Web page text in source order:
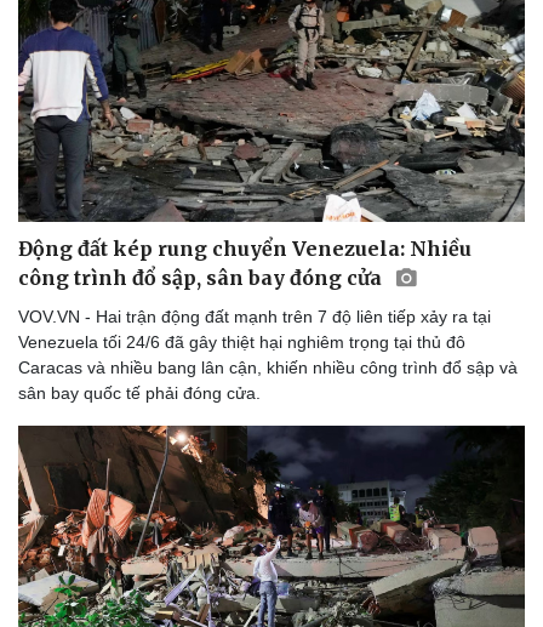
Động đất kép rung chuyển Venezuela: Nhiều
công trình đổ sập, sân bay đóng cửa
VOV.VN - Hai trận động đất mạnh trên 7 độ liên tiếp xảy ra tại
Venezuela tối 24/6 đã gây thiệt hại nghiêm trọng tại thủ đô
Caracas và nhiều bang lân cận, khiến nhiều công trình đổ sập và
sân bay quốc tế phải đóng cửa.